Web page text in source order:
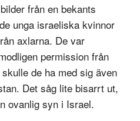
från en bekants
unga israeliska kvinnor
axlarna. De var
permission från
de ha med sig även
Det såg lite bisarrt ut,
ovanlig syn i Israel.